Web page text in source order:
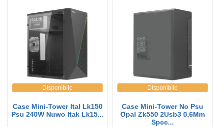
Disponibile
Case Mini-Tower Ital Lk150
Psu 240W Nuwo Itak Lk15...
Disponibile
Case Mini-Tower No Psu
Opal Zk550 2Usb3 0,6Mm
Spcc...